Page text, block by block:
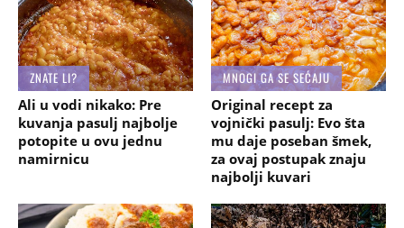
ZNATE LI?
Ali u vodi nikako: Pre
kuvanja pasulj najbolje
potopite u ovu jednu
namirnicu
MNOGI GA SE SEĆAJU
Original recept za
vojnički pasulj: Evo šta
mu daje poseban šmek,
za ovaj postupak znaju
najbolji kuvari